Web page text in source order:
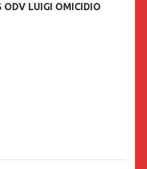
ODV LUIGI OMICIDIO